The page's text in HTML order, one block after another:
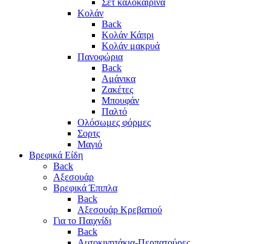
Κολάν
Back
Κολάν Κάπρι
Κολάν μακρυά
Πανοφώρια
Back
Αμάνικα
Ζακέτες
Μπουφάν
Παλτό
Ολόσωμες φόρμες
Σορτς
Μαγιό
Βρεφικά Είδη
Back
Αξεσουάρ
Βρεφικά Έπιπλα
Back
Αξεσουάρ Κρεβατιού
Για το Παιχνίδι
Back